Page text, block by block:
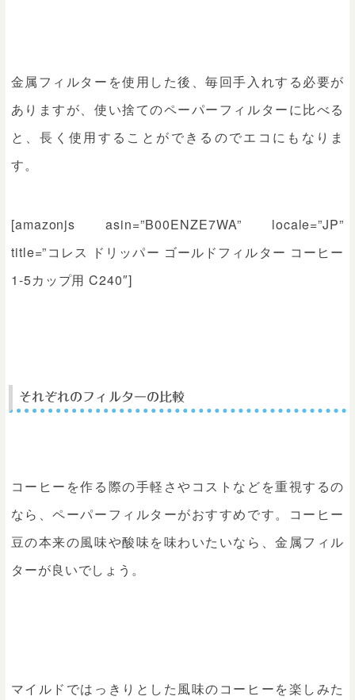
金属フィルターを使用した後、毎回手入れする必要が
ありますが、使い捨てのペーパーフィルターに比べる
と、長く使用することができるのでエコにもなりま
す。
[amazonjs asin=”B00ENZE7WA” locale=”JP”
title=”コレス ドリッパー ゴールドフィルター コーヒー
1-5カップ用 C240″]
それぞれのフィルターの比較
コーヒーを作る際の手軽さやコストなどを重視するの
なら、ペーパーフィルターがおすすめです。コーヒー
豆の本来の風味や酸味を味わいたいなら、金属フィル
ターが良いでしょう。
マイルドではっきりとした風味のコーヒーを楽しみた